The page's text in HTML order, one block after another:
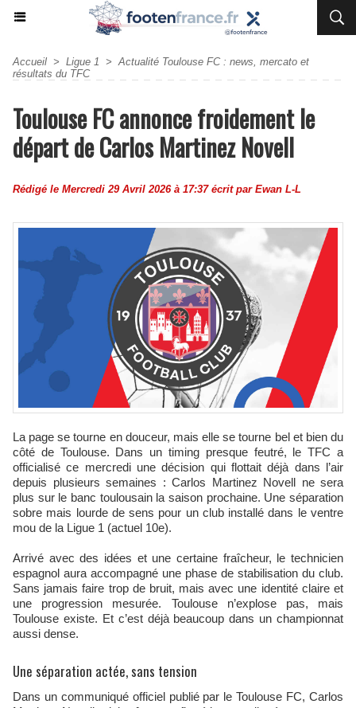
Accueil > Ligue 1 > Actualité Toulouse FC : news, mercato et
résultats du TFC
Toulouse FC annonce froidement le
départ de Carlos Martinez Novell
Rédigé le Mercredi 29 Avril 2026 à 17:37 écrit par Ewan L-L
La page se tourne en douceur, mais elle se tourne bel et bien du
côté de Toulouse. Dans un timing presque feutré, le TFC a
officialisé ce mercredi une décision qui flottait déjà dans l’air
depuis plusieurs semaines : Carlos Martinez Novell ne sera
plus sur le banc toulousain la saison prochaine. Une séparation
sobre mais lourde de sens pour un club installé dans le ventre
mou de la Ligue 1 (actuel 10e).
Arrivé avec des idées et une certaine fraîcheur, le technicien
espagnol aura accompagné une phase de stabilisation du club.
Sans jamais faire trop de bruit, mais avec une identité claire et
une progression mesurée. Toulouse n’explose pas, mais
Toulouse existe. Et c’est déjà beaucoup dans un championnat
aussi dense.
Une séparation actée, sans tension
Dans un communiqué officiel publié par le Toulouse FC, Carlos